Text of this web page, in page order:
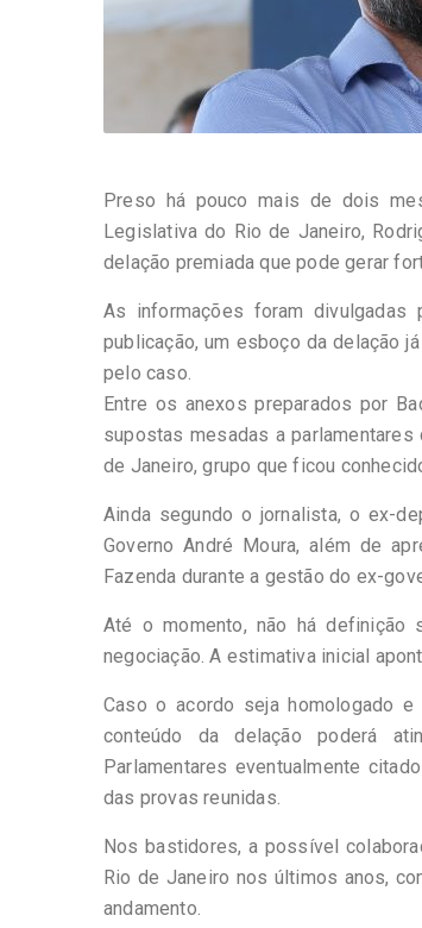
Preso há pouco mais de dois
Legislativa do Rio de Janeiro,
delação premiada que pode gerar
As informações foram divulgadas
publicação, um esboço da delação
pelo caso.
Entre os anexos preparados por
supostas mesadas a
de Janeiro, grupo que ficou
Ainda segundo o jornalista, o ex-
Governo André Moura, além de
Fazenda durante a gestão do ex-
Até o momento, não há
negociação. A estimativa inicial
Caso o acordo seja homologado
conteúdo da delação poderá
Parlamentares eventualmente
das provas reunidas.
Nos bastidores, a possível
Rio de Janeiro nos últimos anos,
andamento.